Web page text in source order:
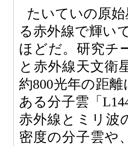
たいていの原
る赤外線で輝い
ほどだ。研究チ
と赤外線天文衛
約800光年の距
ある分子雲「
赤外線とミリ波
密度の分子雲や